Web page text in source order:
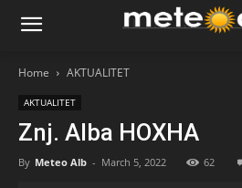
Home AKTUALITET
AKTUALITET
Znj. Alba HOXHA
By Meteo Alb - March 5, 2022 62